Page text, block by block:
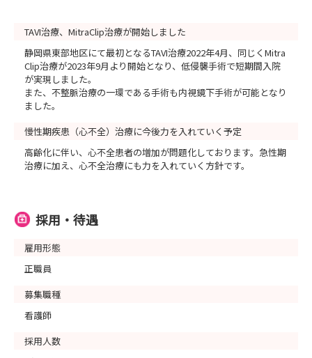
TAVI治療、MitraClip治療が開始しました
静岡県東部地区にて最初となるTAVI治療2022年4月、同じくMitra
Clip治療が2023年9月より開始となり、低侵襲手術で短期間入院
が実現しました。
また、不整脈治療の一環である手術も内視鏡下手術が可能となり
ました。
慢性期疾患（心不全）治療に今後力を入れていく予定
高齢化に伴い、心不全患者の増加が問題化しております。急性期
治療に加え、心不全治療にも力を入れていく方針です。
採用・待遇
雇用形態
正職員
募集職種
看護師
採用人数